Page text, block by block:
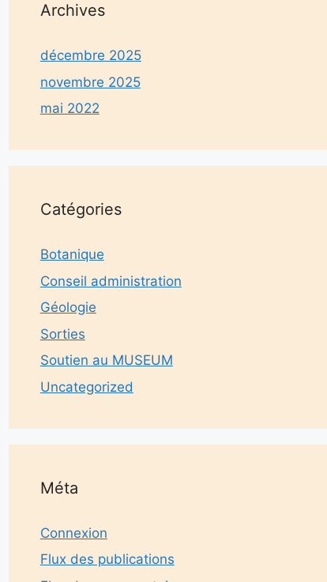
Archives
décembre 2025
novembre 2025
mai 2022
Catégories
Botanique
Conseil administration
Géologie
Sorties
Soutien au MUSEUM
Uncategorized
Méta
Connexion
Flux des publications